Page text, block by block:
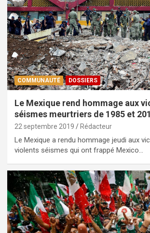
COMMUNAUTÉ DOSSIERS
Le Mexique rend hommage aux
séismes meurtriers de 1985 et
22 septembre 2019 Rédacteur
Le Mexique a rendu hommage jeudi aux
violents séismes qui ont frappé Mexico…